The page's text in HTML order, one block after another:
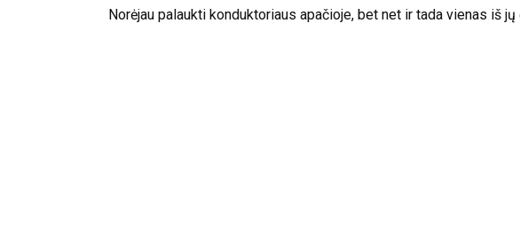
Norėjau palaukti konduktoriaus apačioje, bet net ir tada vienas iš